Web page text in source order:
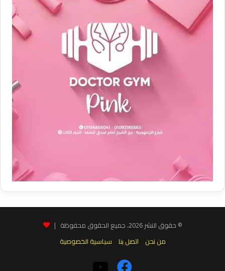
© حقوق النشر 2026، جميع الحقوق محفوظة |
من نحن
اتصل بنا سياسية الخصوصية
فيسبوك